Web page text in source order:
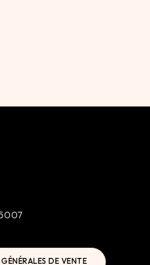
DE VENTE